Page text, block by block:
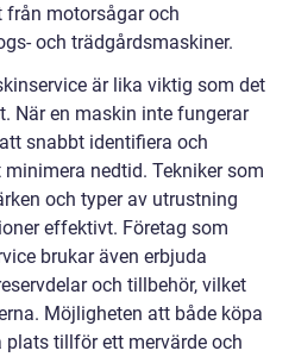
från motorsågar och
och trädgårdsmaskiner.
är lika viktig som det
När en maskin inte fungerar
snabbt identifiera och
nedtid. Tekniker som
och typer av utrustning
effektivt. Företag som
brukar även erbjuda
och tillbehör, vilket
Möjligheten att både köpa
tillför ett mervärde och